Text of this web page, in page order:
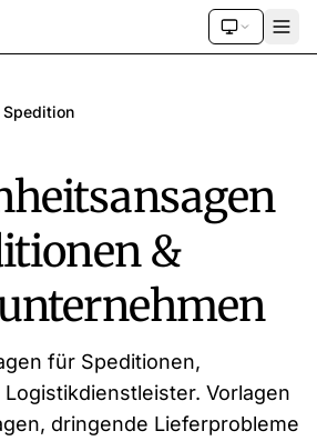
Spedition
&
für Speditionen,
Vorlagen
dringende Lieferprobleme